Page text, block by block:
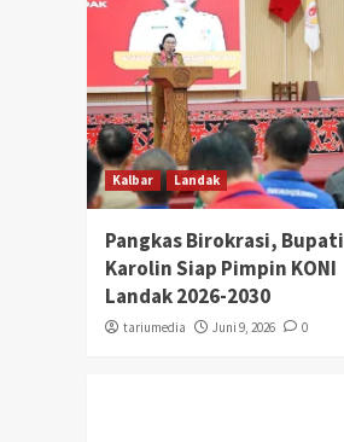
Kalbar Landak
Pangkas Birokrasi, Bupati
Karolin Siap Pimpin KONI
Landak 2026-2030
tariumedia Juni 9, 2026 0